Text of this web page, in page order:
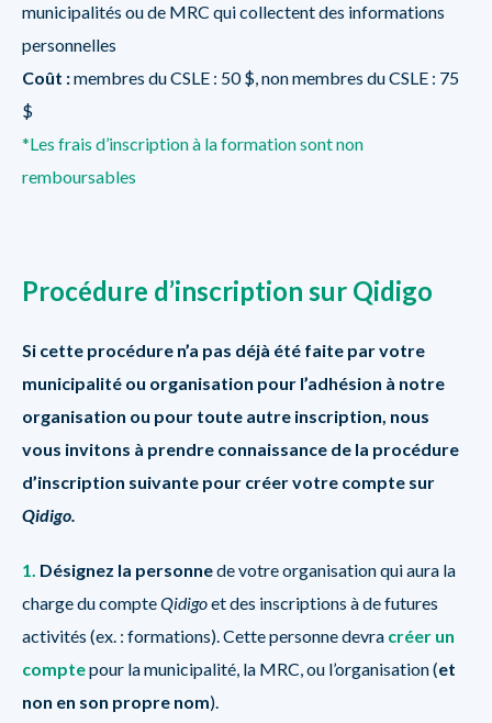
municipalités ou de MRC qui collectent des informations
personnelles
Coût :membres du CSLE : 50 $, non membres du CSLE : 75
$
*Les frais d’inscription à la formation sont non
remboursables
Procédure d’inscription sur Qidigo
Si cette procédure n’a pas déjà été faite par votre
municipalité ou organisation pour l’adhésion à notre
organisation ou pour toute autre inscription, nous
vous invitons à prendre connaissance de la procédure
d’inscription suivante pour créer votre compte sur
Qidigo.
1. Désignez la personnede votre organisation qui aura la
charge du compteQidigoet des inscriptions à de futures
activités (ex. : formations). Cette personne devra créer un
comptepour la municipalité, la MRC, ou l’organisation (et
non en son propre nom).